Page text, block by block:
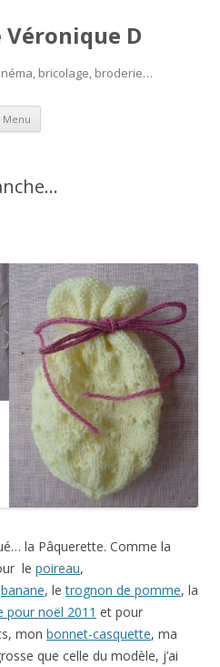
Véronique D
bricolage, broderie…
Menu Aller
contenu
la Pâquerette. Comme la
le poireau,
banane, letrognon de pomme, la
pour noël 2011 et pour
mon bonnet-casquette, ma
que celle du modèle, j’ai